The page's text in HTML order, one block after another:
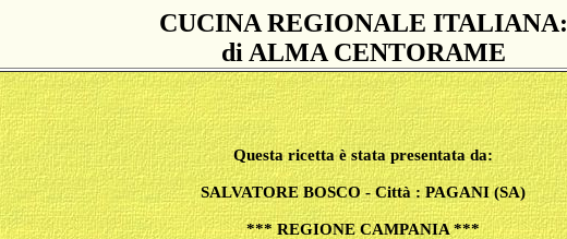
CUCINA REGIONALE ITALIANA:
di ALMA CENTORAME
Questa ricetta è stata presentata da:
SALVATORE BOSCO - Città : PAGANI (SA)
*** REGIONE CAMPANIA ***